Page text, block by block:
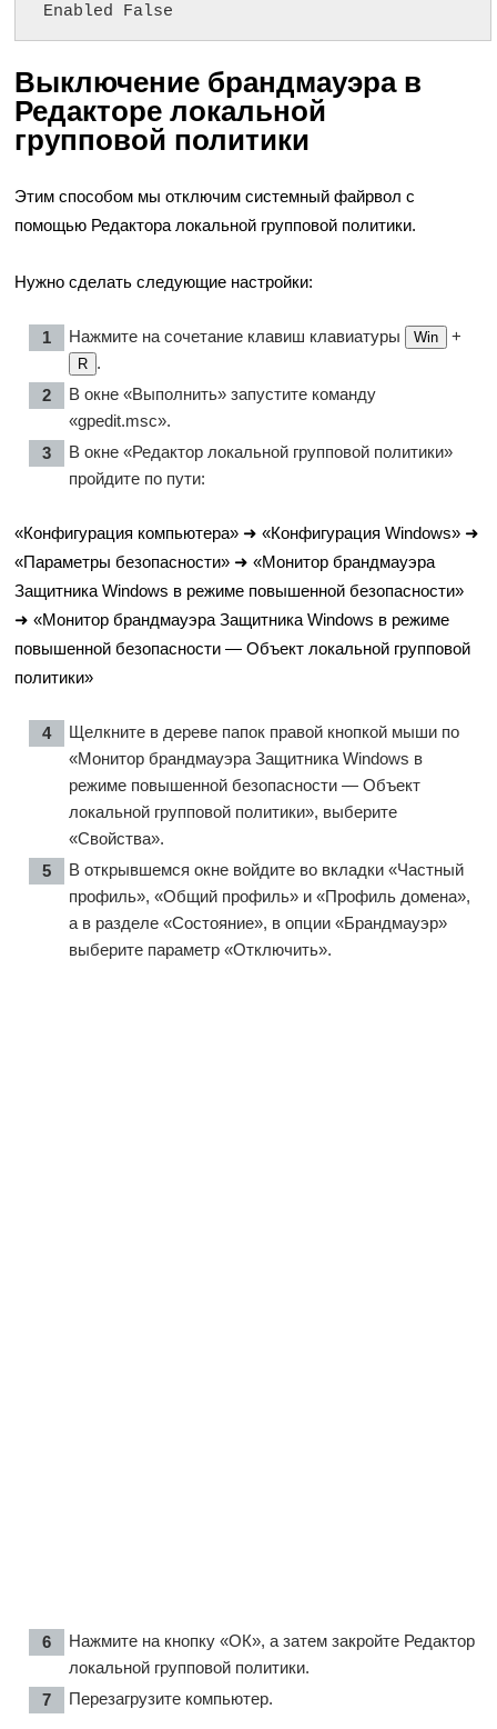
Enabled False
Выключение брандмауэра в
Редакторе локальной
групповой политики
Этим способом мы отключим системный файрвол с
помощью Редактора локальной групповой политики.
Нужно сделать следующие настройки:
Нажмите на сочетание клавиш клавиатуры Win +
R
.
В окне «Выполнить» запустите команду
«gpedit.msc».
В окне «Редактор локальной групповой политики»
пройдите по пути:
«Конфигурация компьютера» ➜ «Конфигурация Windows» ➜
«Параметры безопасности» ➜ «Монитор брандмауэра
Защитника Windows в режиме повышенной безопасности»
➜ «Монитор брандмауэра Защитника Windows в режиме
повышенной безопасности — Объект локальной групповой
политики»
Щелкните в дереве папок правой кнопкой мыши по
«Монитор брандмауэра Защитника Windows в
режиме повышенной безопасности — Объект
локальной групповой политики», выберите
«Свойства».
В открывшемся окне войдите во вкладки «Частный
профиль», «Общий профиль» и «Профиль домена»,
а в разделе «Состояние», в опции «Брандмауэр»
выберите параметр «Отключить».
Нажмите на кнопку «ОК», а затем закройте Редактор
локальной групповой политики.
Перезагрузите компьютер.